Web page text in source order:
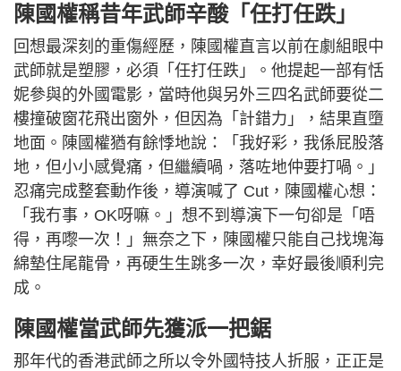
陳國權稱昔年武師辛酸「任打任跌」
回想最深刻的重傷經歷，陳國權直言以前在劇組眼中
武師就是塑膠，必須「任打任跌」。他提起一部有恬
妮參與的外國電影，當時他與另外三四名武師要從二
樓撞破窗花飛出窗外，但因為「計錯力」，結果直墮
地面。陳國權猶有餘悸地說：「我好彩，我係屁股落
地，但小小感覺痛，但繼續喎，落咗地仲要打喎。」
忍痛完成整套動作後，導演喊了 Cut，陳國權心想：
「我冇事，OK呀嘛。」想不到導演下一句卻是「唔
得，再嚟一次！」無奈之下，陳國權只能自己找塊海
綿墊住尾龍骨，再硬生生跳多一次，幸好最後順利完
成。
陳國權當武師先獲派一把鋸
那年代的香港武師之所以令外國特技人折服，正正是